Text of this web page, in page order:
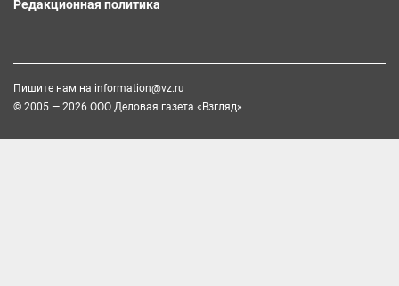
Редакционная политика
Пишите нам на information@vz.ru
© 2005 — 2026 ООО Деловая газета «Взгляд»